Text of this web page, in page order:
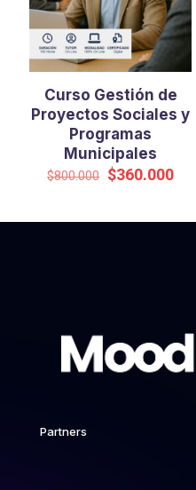
Curso Gestión de
Proyectos Sociales y
Programas
Municipales
$800.000 El
era:
$360.000El
es:
Partners